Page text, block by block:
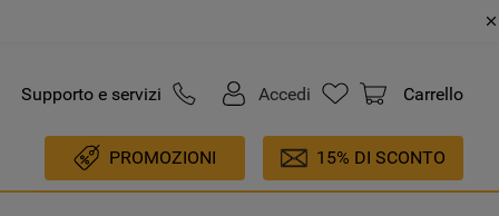
Supporto e servizi Accedi Carrello
PROMOZIONI 15% DI SCONTO